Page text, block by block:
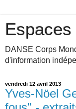
DANSE Corps
d'information
vendredi 12 avril 2013
Yves-Nöel